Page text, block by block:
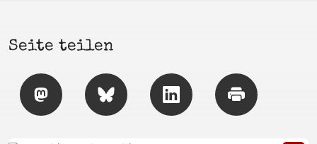
Seite teilen